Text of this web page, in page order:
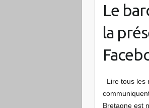
Le
la
Lire tous les
Bretagne est